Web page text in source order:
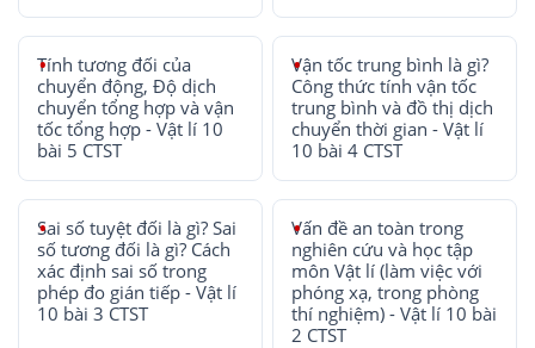
Tính tương đối của
chuyển động, Độ dịch
chuyển tổng hợp và vận
tốc tổng hợp - Vật lí 10
bài 5 CTST
Vận tốc trung bình là gì?
Công thức tính vận tốc
trung bình và đồ thị dịch
chuyển thời gian - Vật lí
10 bài 4 CTST
Sai số tuyệt đối là gì? Sai
số tương đối là gì? Cách
xác định sai số trong
phép đo gián tiếp - Vật lí
10 bài 3 CTST
Vấn đề an toàn trong
nghiên cứu và học tập
môn Vật lí (làm việc với
phóng xạ, trong phòng
thí nghiệm) - Vật lí 10 bài
2 CTST